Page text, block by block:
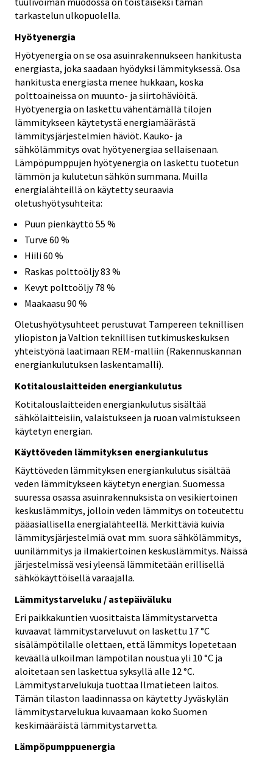
tarkastelun ulkopuolella.
Hyötyenergia
Hyötyenergia on se osa asuinrakennukseen hankitusta
energiasta, joka saadaan hyödyksi lämmityksessä. Osa
hankitusta energiasta menee hukkaan, koska
polttoaineissa on muunto- ja siirtohäviöitä.
Hyötyenergia on laskettu vähentämällä tilojen
lämmitykseen käytetystä energiamäärästä
lämmitysjärjestelmien häviöt. Kauko- ja
sähkölämmitys ovat hyötyenergiaa sellaisenaan.
Lämpöpumppujen hyötyenergia on laskettu tuotetun
lämmön ja kulutetun sähkön summana. Muilla
energialähteillä on käytetty seuraavia
oletushyötysuhteita:
Puun pienkäyttö 55 %
Turve 60 %
Hiili 60 %
Raskas polttoöljy 83 %
Kevyt polttoöljy 78 %
Maakaasu 90 %
Oletushyötysuhteet perustuvat Tampereen teknillisen
yliopiston ja Valtion teknillisen tutkimuskeskuksen
yhteistyönä laatimaan REM-malliin (Rakennuskannan
energiankulutuksen laskentamalli).
Kotitalouslaitteiden energiankulutus
Kotitalouslaitteiden energiankulutus sisältää
sähkölaitteisiin, valaistukseen ja ruoan valmistukseen
käytetyn energian.
Käyttöveden lämmityksen energiankulutus
Käyttöveden lämmityksen energiankulutus sisältää
veden lämmitykseen käytetyn energian. Suomessa
suuressa osassa asuinrakennuksista on vesikiertoinen
keskuslämmitys, jolloin veden lämmitys on toteutettu
pääasiallisella energialähteellä. Merkittäviä kuivia
lämmitysjärjestelmiä ovat mm. suora sähkölämmitys,
uunilämmitys ja ilmakiertoinen keskuslämmitys. Näissä
järjestelmissä vesi yleensä lämmitetään erillisellä
sähkökäyttöisellä varaajalla.
Lämmitystarveluku / astepäiväluku
Eri paikkakuntien vuosittaista lämmitystarvetta
kuvaavat lämmitystarveluvut on laskettu 17 °C
sisälämpötilalle olettaen, että lämmitys lopetetaan
keväällä ulkoilman lämpötilan noustua yli 10 °C ja
aloitetaan sen laskettua syksyllä alle 12 °C.
Lämmitystarvelukuja tuottaa Ilmatieteen laitos.
Tämän tilaston laadinnassa on käytetty Jyväskylän
lämmitystarvelukua kuvaamaan koko Suomen
keskimääräistä lämmitystarvetta.
Lämpöpumppuenergia